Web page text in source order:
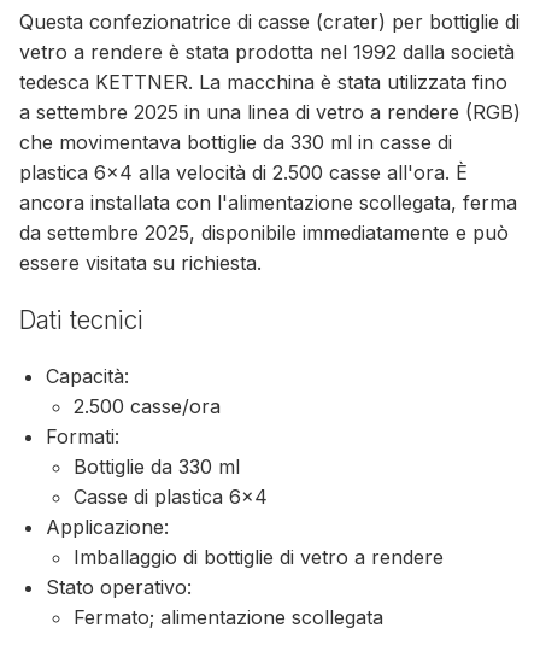
Questa confezionatrice di casse (crater) per bottiglie di
vetro a rendere è stata prodotta nel 1992 dalla società
tedesca KETTNER. La macchina è stata utilizzata fino
a settembre 2025 in una linea di vetro a rendere (RGB)
che movimentava bottiglie da 330 ml in casse di
plastica 6×4 alla velocità di 2.500 casse all'ora. È
ancora installata con l'alimentazione scollegata, ferma
da settembre 2025, disponibile immediatamente e può
essere visitata su richiesta.
Dati tecnici
Capacità:
2.500 casse/ora
Formati:
Bottiglie da 330 ml
Casse di plastica 6×4
Applicazione:
Imballaggio di bottiglie di vetro a rendere
Stato operativo:
Fermato; alimentazione scollegata